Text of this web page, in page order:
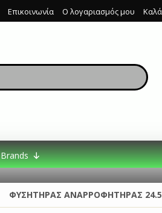
Επικοινωνία Ο λογαριασμός μου
Brands
ΦΥΣΗΤΗΡΑΣ ΑΝΑΡΡΟΦΗΤΗΡΑΣ